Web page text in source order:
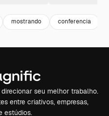
mostrando conferencia
seu melhor trabalho.
entre criativos, empresas,
estúdios.